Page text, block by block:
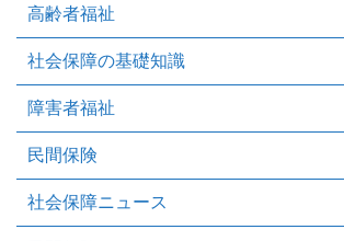
高齢者福祉
社会保障の基礎知識
障害者福祉
民間保険
社会保障ニュース